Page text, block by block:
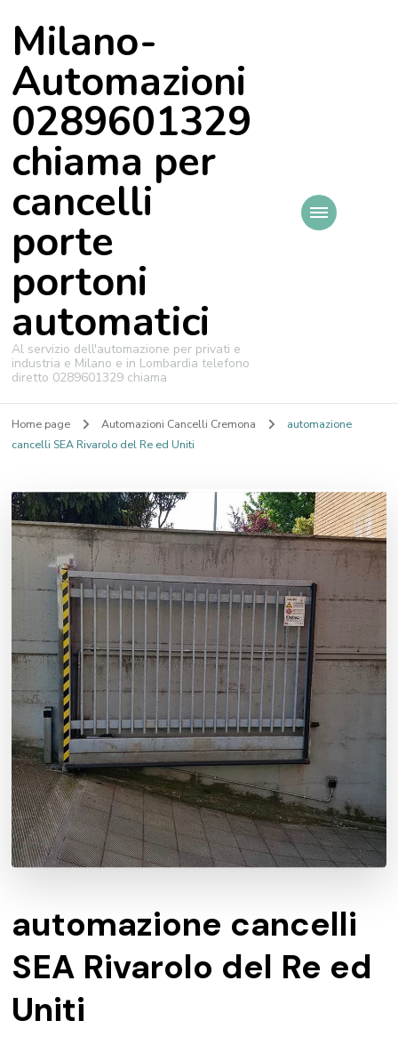
Milano-
Automazioni
0289601329
chiama per
cancelli
porte
portoni
automatici
Al servizio dell'automazione per privati e
industria e Milano e in Lombardia telefono
diretto 0289601329 chiama
Home page Automazioni Cancelli Cremona
automazione
cancelli SEA Rivarolo del Re ed Uniti
automazione cancelli
SEA Rivarolo del Re ed
Uniti